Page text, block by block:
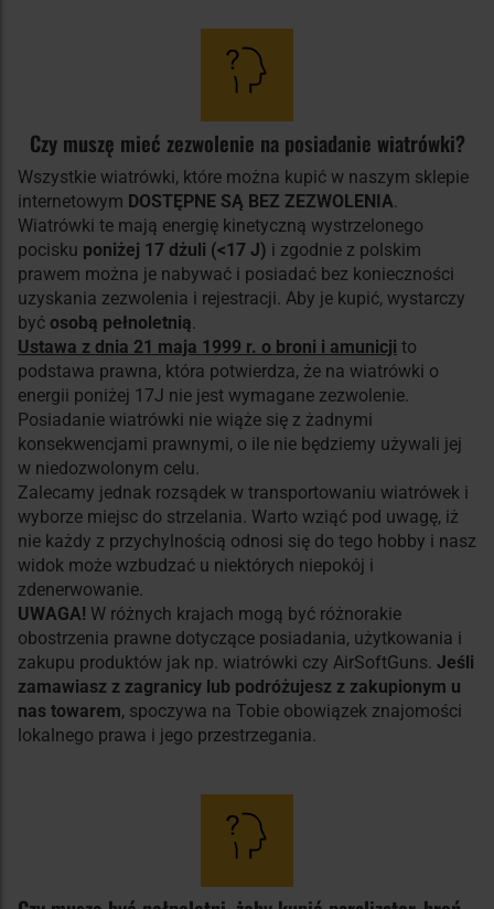
Czy muszę mieć zezwolenie na posiadanie wiatrówki?
Wszystkie wiatrówki, które można kupić w naszym sklepie
internetowym DOSTĘPNE SĄ BEZ ZEZWOLENIA.
Wiatrówki te mają energię kinetyczną wystrzelonego
pocisku poniżej 17 dżuli (<17 J) i zgodnie z polskim
prawem można je nabywać i posiadać bez konieczności
uzyskania zezwolenia i rejestracji. Aby je kupić, wystarczy
być osobą pełnoletnią.
Ustawa z dnia 21 maja 1999 r. o broni i amunicji to
podstawa prawna, która potwierdza, że na wiatrówki o
energii poniżej 17J nie jest wymagane zezwolenie.
Posiadanie wiatrówki nie wiąże się z żadnymi
konsekwencjami prawnymi, o ile nie będziemy używali jej
w niedozwolonym celu.
Zalecamy jednak rozsądek w transportowaniu wiatrówek i
wyborze miejsc do strzelania. Warto wziąć pod uwagę, iż
nie każdy z przychylnością odnosi się do tego hobby i nasz
widok może wzbudzać u niektórych niepokój i
zdenerwowanie.
UWAGA! W różnych krajach mogą być różnorakie
obostrzenia prawne dotyczące posiadania, użytkowania i
zakupu produktów jak np. wiatrówki czy AirSoftGuns. Jeśli
zamawiasz z zagranicy lub podróżujesz z zakupionym u
nas towarem, spoczywa na Tobie obowiązek znajomości
lokalnego prawa i jego przestrzegania.